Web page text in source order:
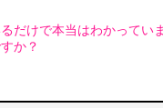
だけで本当はわかってい
か？